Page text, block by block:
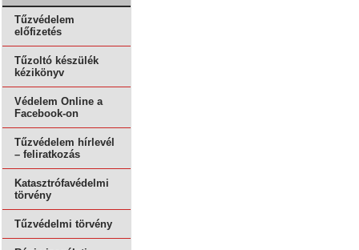
Tűzvédelem
előfizetés
Tűzoltó készülék
kézikönyv
Védelem Online a
Facebook-on
Tűzvédelem hírlevél
– feliratkozás
Katasztrófavédelmi
törvény
Tűzvédelmi törvény